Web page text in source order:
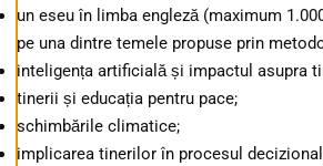
un eseu în limba engleză (maximum
pe una dintre temele propuse prin
inteligența artificială și impactul asupra
tinerii și educația pentru pace;
schimbările climatice;
implicarea tinerilor în procesul